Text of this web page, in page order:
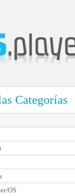
Categorías
OS